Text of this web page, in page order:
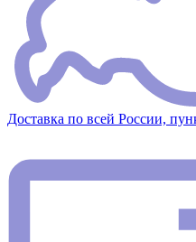
Доставка по всей России,